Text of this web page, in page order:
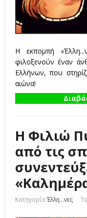
Η εκπομπή
φιλοξενούν έναν
Ελλήνων, που
αιώνα!
Η Φιλιώ
από τις
ΚατηγορίαΈλλη...νες